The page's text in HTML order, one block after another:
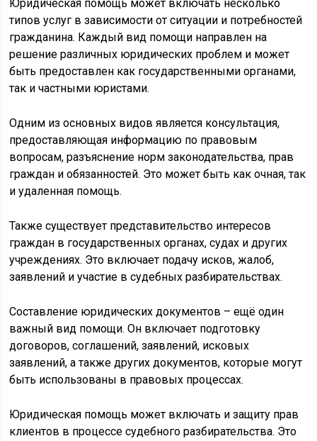
Юридическая помощь может включать несколько
типов услуг в зависимости от ситуации и потребностей
гражданина. Каждый вид помощи направлен на
решение различных юридических проблем и может
быть предоставлен как государственными органами,
так и частными юристами.
Одним из основных видов является консультация,
предоставляющая информацию по правовым
вопросам, разъяснение норм законодательства, прав
граждан и обязанностей. Это может быть как очная, так
и удаленная помощь.
Также существует представительство интересов
граждан в государственных органах, судах и других
учреждениях. Это включает подачу исков, жалоб,
заявлений и участие в судебных разбирательствах.
Составление юридических документов – ещё один
важный вид помощи. Он включает подготовку
договоров, соглашений, заявлений, исковых
заявлений, а также других документов, которые могут
быть использованы в правовых процессах.
Юридическая помощь может включать и защиту прав
клиентов в процессе судебного разбирательства. Это